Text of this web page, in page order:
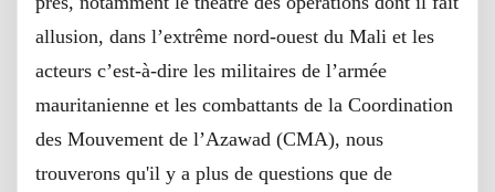
allusion, dans l’extrême nord-ouest du Mali et les
acteurs c’est-à-dire les militaires de l’armée
mauritanienne et les combattants de la Coordination
des Mouvement de l’Azawad (CMA), nous
trouverons qu'il y a plus de questions que de